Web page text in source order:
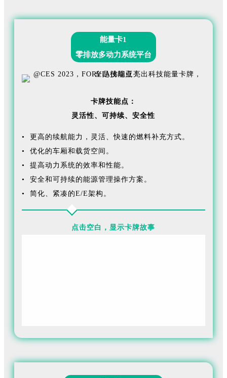
能量卡1
零排放多动力系统平台
卡牌技能点：
灵活性、可持续、安全性
• 更高的续航能力，灵活、快速的燃料补充方式。
• 优化的车厢和载货空间。
• 提高动力系统的效率和性能。
• 安全和可持续的能源管理操作方案。
• 简化、紧凑的E/E架构。
点击空白，显示卡牌故事